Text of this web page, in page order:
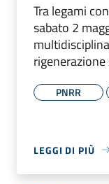
Tra legami
sabato 2
PNRR
LEGGI DI PIÙ